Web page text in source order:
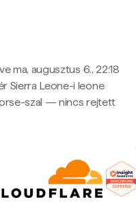
ma, augusztus 6., 22:18
Sierra Leone-i leone
szal — nincs rejtett